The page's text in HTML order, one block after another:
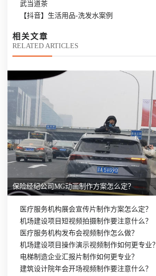
武当道茶
【抖音】生活用品-洗发水案例
相关文章
RELATED ARTICLES
保险经纪公司MG动画制作方案怎么定？
医疗服务机构展会宣传片制作方案怎么定？
机场建设项目短视频拍摄制作要注意什么？
医疗服务机构发布会视频制作怎么做？
机场建设项目操作演示视频制作如何更专业？
电梯制造企业汇报片制作如何更专业？
建筑设计院年会开场视频制作要注意什么？